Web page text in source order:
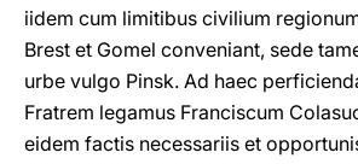
iidem cum limitibus civilium
Brest et Gomel conveniant, sede
urbe vulgo Pinsk. Ad haec
Fratrem legamus Franciscum
eidem factis necessariis et